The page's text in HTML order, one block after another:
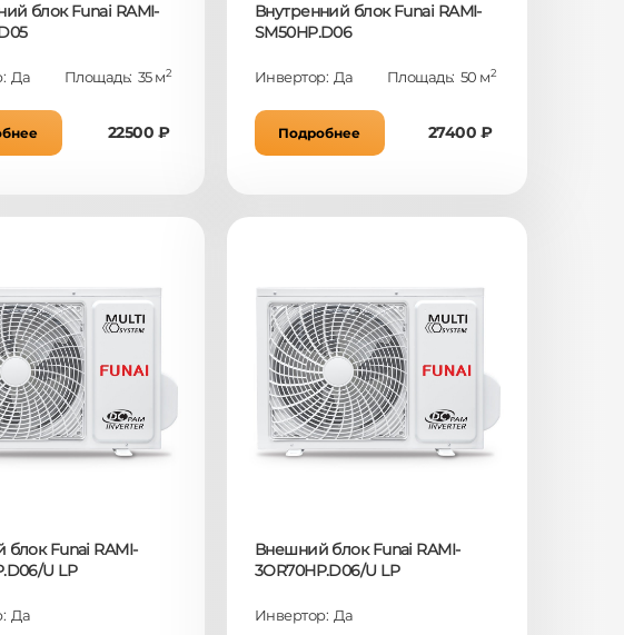
блок Funai RAMI-
Да Площадь: 35 м2
22500 ₽
Внутренний блок Funai RAMI-
SM50HP.D06
Инвертор: Да Площадь: 50 м2
Подробнее 27400 ₽
Funai RAMI-
U LP
Да
Внешний блок Funai RAMI-
3OR70HP.D06/U LP
Инвертор: Да